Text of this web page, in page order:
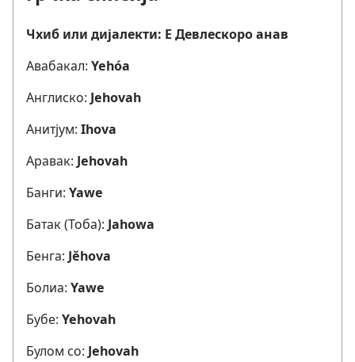
Чхиб или дијалекти: Е Девлескоро анав
Авабакал: Yehóa
Англиско: Jehovah
Анитјум: Ihova
Аравак: Jehovah
Банги: Yawe
Батак (Тоба): Jahowa
Бенга: Jěhova
Болиа: Yawe
Бубе: Yehovah
Булом со: Jehovah